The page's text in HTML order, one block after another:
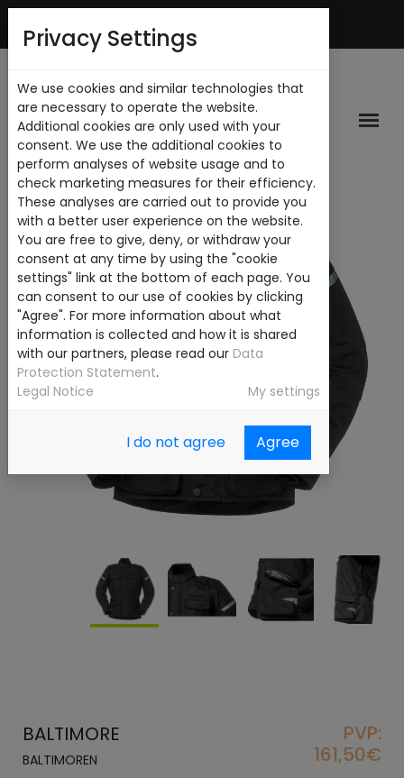
BALTIMORE
BALTIMOREN
PVP:
161,50€
Privacy Settings
We use cookies and similar technologies that
are necessary to operate the website.
Additional cookies are only used with your
consent. We use the additional cookies to
perform analyses of website usage and to
check marketing measures for their efficiency.
These analyses are carried out to provide you
with a better user experience on the website.
You are free to give, deny, or withdraw your
consent at any time by using the "cookie
settings" link at the bottom of each page. You
can consent to our use of cookies by clicking
"Agree". For more information about what
information is collected and how it is shared
with our partners, please read our Data
Protection Statement.
Legal Notice
My settings
I do not agree Agree